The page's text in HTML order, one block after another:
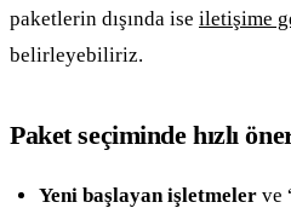
paketlerin dışında ise iletişime
belirleyebiliriz.
Paket seçiminde hızlı
Yeni başlayan işletmelerve